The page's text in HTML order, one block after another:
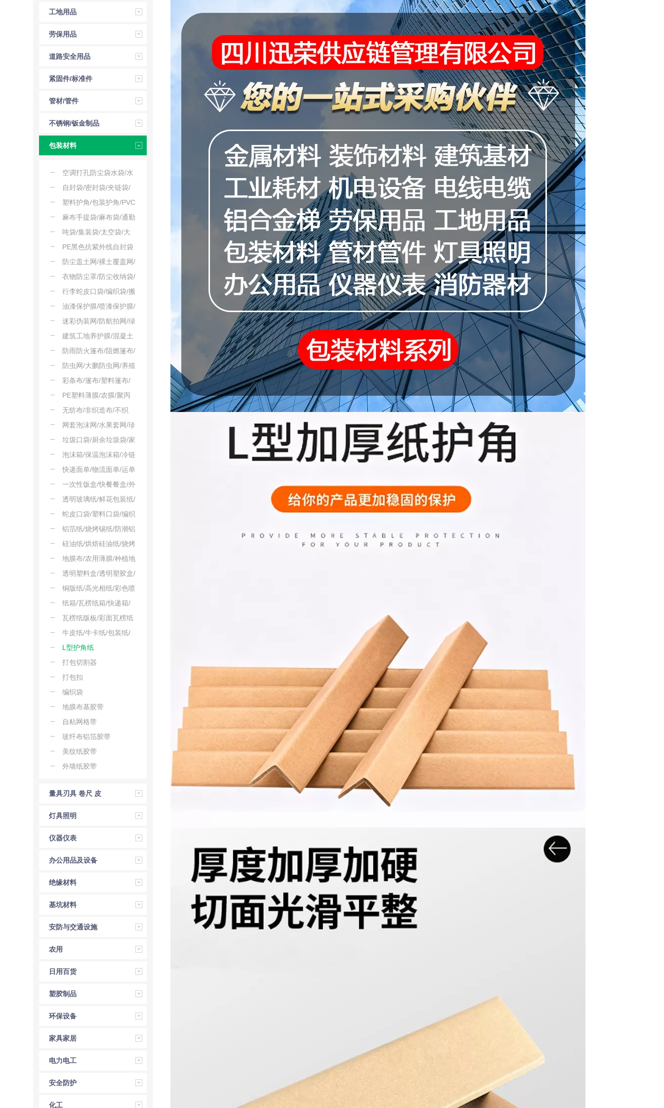
压工具
工地用品
劳保用品
道路安全用品
紧固件/标准件
管材/管件
不锈钢/钣金制品
包装材料
空调打孔防尘袋水袋/水
钻防尘袋/钻孔防尘袋
自封袋/密封袋/夹链袋/
样品袋/透明袋
塑料护角/包装护角/PVC
护角/防撞护角/转角保护
套
麻布手提袋/麻布袋/通勤
手提袋/菜篮子替代袋
吨袋/集装袋/太空袋/大
容量包装袋/粮食吨袋/建
筑材料吨袋
PE黑色抗紫外线自封袋
防尘盖土网/裸土覆盖网/
绿化网/环保绿网/工地防
尘网
衣物防尘罩/防尘收纳袋/
透明视窗袋/挂衣袋
行李蛇皮口袋/编织袋/搬
家保护袋
油漆保护膜/喷漆保护膜/
墙面防尘膜/装修地面保
护膜
迷彩伪装网/防航拍网/绿
化覆盖网
建筑工地养护膜/混凝土
养护膜/工程养护膜/装修
养护膜
防雨防火篷布/阻燃篷布/
防水阻燃布/离火自息篷
布
防虫网/大鹏防虫网/养殖
隔离网/塑料编织网
彩条布/篷布/塑料篷布/
工地篷布/遮盖布
PE塑料薄膜/农膜/聚丙
烯薄膜/保护膜
无纺布/非织造布/不织
布/纺粘布/一次性布料
网套泡沫网/水果套网/珍
珠棉套网/发泡伸缩网/防
震网套
垃圾口袋/厨余垃圾袋/家
用垃圾袋/一次性垃圾袋
泡沫箱/保温泡沫箱/冷链
泡沫箱/生鲜运输箱/快递
泡沫箱
快递面单/物流面单/运单
贴纸/快递运单/电子面单
一次性饭盒/快餐餐盒/外
卖餐盒/打包餐盒/汉堡餐
盒
透明玻璃纸/鲜花包装纸/
礼品透明纸/覆膜玻璃纸/
防尘透明纸
蛇皮口袋/塑料口袋/编织
袋/饲料袋/仓储包装袋
铝箔纸/烧烤锡纸/防潮铝
箔/隔热铝箔/保鲜铝箔
硅油纸/烘焙硅油纸/烧烤
油纸/隔离纸/蛋糕垫纸
地膜布/农用薄膜/种植地
膜/塑料地膜/农膜布
透明塑料盒/透明塑胶盒/
塑料收纳盒/吸塑透明盒/
注塑盒
铜版纸/高光相纸/彩色喷
墨铜版纸/光铜纸/高克重
铜版卡
纸箱/瓦楞纸箱/快递箱/
物流箱/电商箱
瓦楞纸版板/彩面瓦楞纸
板/蜂窝瓦楞纸板/瓦楞原
纸
牛皮纸/牛卡纸/包装纸/
书皮纸/打版纸
L型护角纸
打包切割器
打包扣
编织袋
地膜布基胶带
自粘网格带
玻纤布铝箔胶带
美纹纸胶带
外墙纸胶带
量具刃具 卷尺 皮
尺 角尺 直尺
灯具照明
仪器仪表
办公用品及设备
绝缘材料
基坑材料
安防与交通设施
农用
日用百货
塑胶制品
环保设备
家具家居
电力电工
安全防护
化工